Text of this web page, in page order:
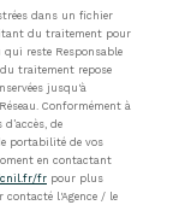
dans un fichier
du traitement pour
qui reste Responsable
du traitement repose
jusqu'à
Conformément à
de
portabilité de vos
en contactant
fr pour plus
l'Agence / le